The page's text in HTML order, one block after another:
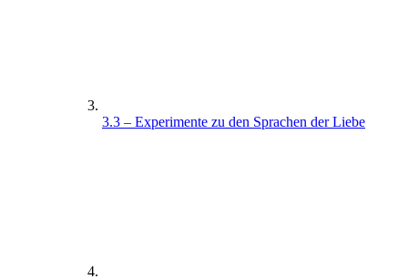
3.3 – Experimente zu den Sprachen der Liebe